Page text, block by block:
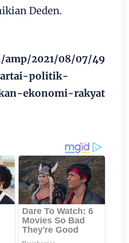
Deden.
2021/08/07/49
politik-
ekonomi-rakyat